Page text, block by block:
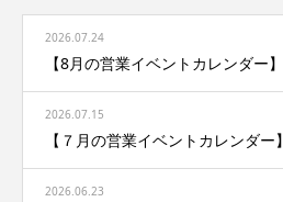
2026.07.24
【8月の営業イベントカレンダー】
2026.07.15
【７月の営業イベントカレンダー】
2026.06.23